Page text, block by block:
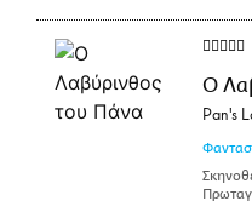
Ο
Pan's